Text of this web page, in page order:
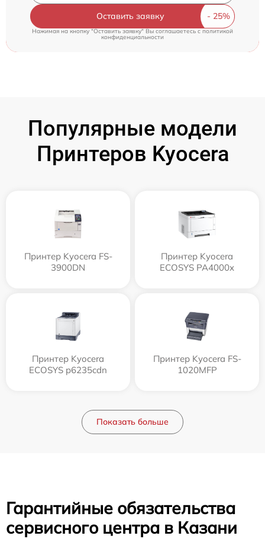
Оставить заявку
Нажимая на кнопку "Оставить заявку" Вы соглашаетесь c политикой
конфиденциальности
Популярные модели
Принтеров Kyocera
Принтер Kyocera FS-
3900DN
Принтер Kyocera
ECOSYS PA4000x
Принтер Kyocera
ECOSYS p6235cdn
Принтер Kyocera FS-
1020MFP
Показать больше
Гарантийные обязательства
сервисного центра в Казани